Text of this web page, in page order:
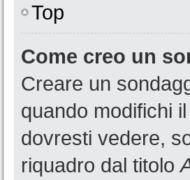
Top
Come creo un
Creare un
quando modifichi
dovresti vedere,
riquadro dal titolo